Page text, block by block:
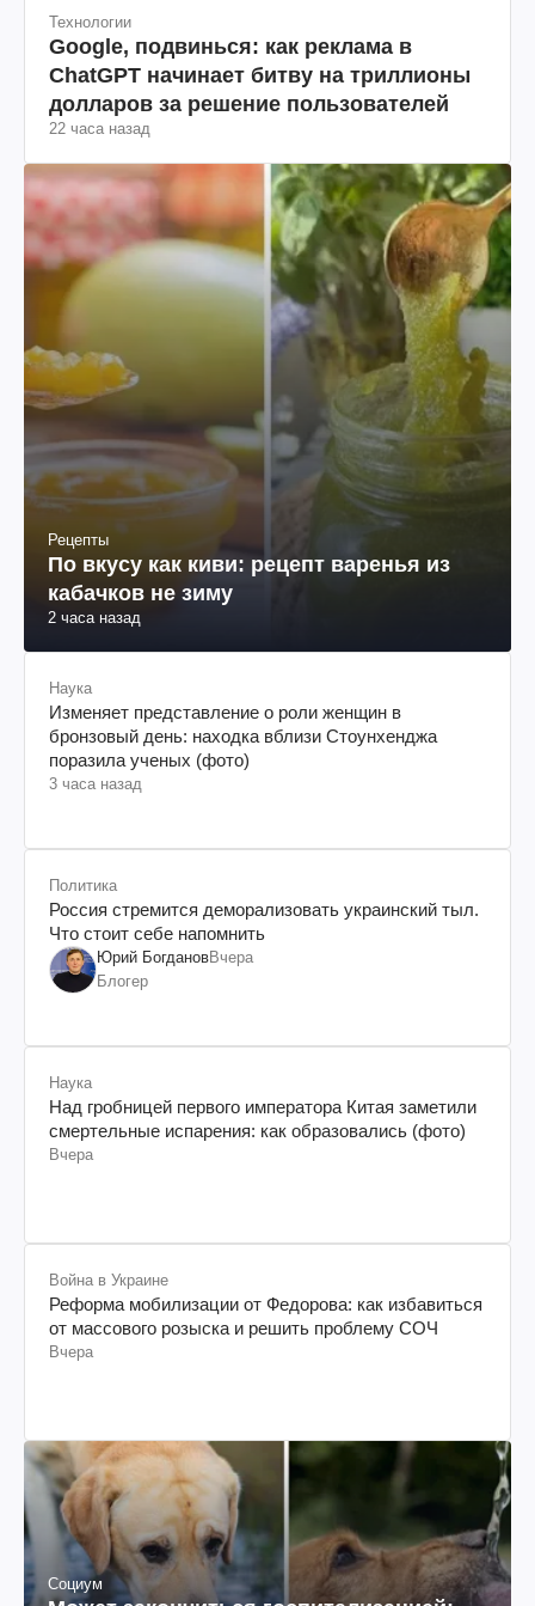
Технологии
Google, подвинься: как реклама в
ChatGPT начинает битву на триллионы
долларов за решение пользователей
22 часа назад
Рецепты
По вкусу как киви: рецепт варенья из
кабачков не зиму
2 часа назад
Наука
Изменяет представление о роли женщин в
бронзовый день: находка вблизи Стоунхенджа
поразила ученых (фото)
3 часа назад
Политика
Россия стремится деморализовать украинский тыл.
Что стоит себе напомнить
Юрий БогдановВчера
Блогер
Наука
Над гробницей первого императора Китая заметили
смертельные испарения: как образовались (фото)
Вчера
Война в Украине
Реформа мобилизации от Федорова: как избавиться
от массового розыска и решить проблему СОЧ
Вчера
Социум